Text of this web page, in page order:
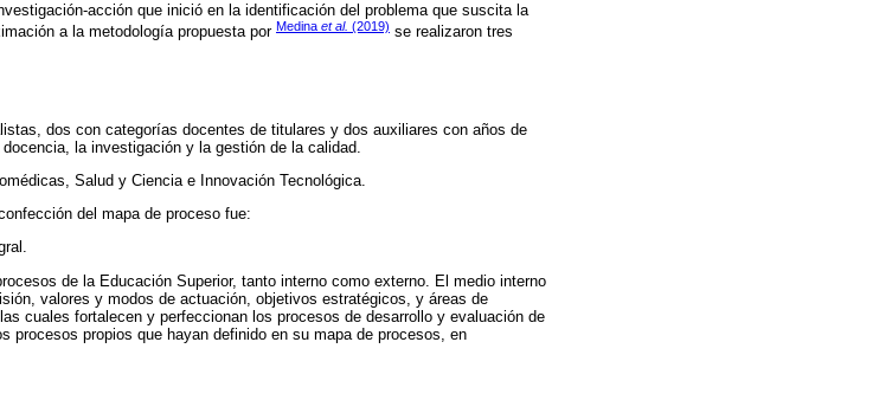
acción que inició en la identificación del problema que suscita la
a la metodología propuesta por Medina et al. (2019) se realizaron tres
dos con categorías docentes de titulares y dos auxiliares con años de
la investigación y la gestión de la calidad.
Salud y Ciencia e Innovación Tecnológica.
del mapa de proceso fue:
de la Educación Superior, tanto interno como externo. El medio interno
valores y modos de actuación, objetivos estratégicos, y áreas de
cuales fortalecen y perfeccionan los procesos de desarrollo y evaluación de
procesos propios que hayan definido en su mapa de procesos, en